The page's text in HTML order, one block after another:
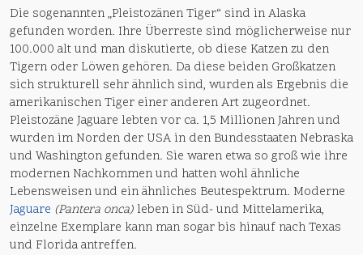
Die sogenannten „Pleistozänen Tiger“ sind in Alaska
gefunden worden. Ihre Überreste sind möglicherweise nur
100.000 alt und man diskutierte, ob diese Katzen zu den
Tigern oder Löwen gehören. Da diese beiden Großkatzen
sich strukturell sehr ähnlich sind, wurden als Ergebnis die
amerikanischen Tiger einer anderen Art zugeordnet.
Pleistozäne Jaguare lebten vor ca. 1,5 Millionen Jahren und
wurden im Norden der USA in den Bundesstaaten Nebraska
und Washington gefunden. Sie waren etwa so groß wie ihre
modernen Nachkommen und hatten wohl ähnliche
Lebensweisen und ein ähnliches Beutespektrum. Moderne
Jaguare (Pantera onca) leben in Süd- und Mittelamerika,
einzelne Exemplare kann man sogar bis hinauf nach Texas
und Florida antreffen.